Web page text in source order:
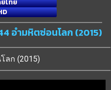
ไทย
อำมหิตซ่อนโลก (2015)
ลก (2015)